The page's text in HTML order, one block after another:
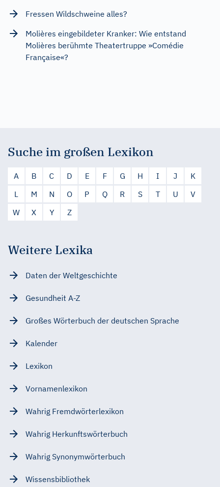
Fressen Wildschweine alles?
Molières eingebildeter Kranker: Wie entstand
Molières berühmte Theatertruppe »Comédie
Française«?
Suche im großen Lexikon
A B C D E F G H I J
K
L
M N O P Q R S T U
V
W
X Y Z
Weitere Lexika
Daten der Weltgeschichte
Gesundheit A-Z
Großes Wörterbuch der deutschen Sprache
Kalender
Lexikon
Vornamenlexikon
Wahrig Fremdwörterlexikon
Wahrig Herkunftswörterbuch
Wahrig Synonymwörterbuch
Wissensbibliothek